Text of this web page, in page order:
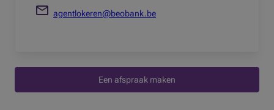
agentlokeren@beobank.be
Een afspraak maken